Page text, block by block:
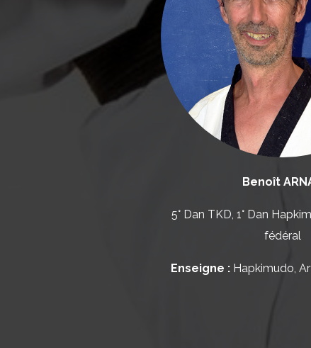
Benoît
5° Dan TKD, 1° Dan
fédéral
Enseigne : Hapkimudo,
SUBMIT